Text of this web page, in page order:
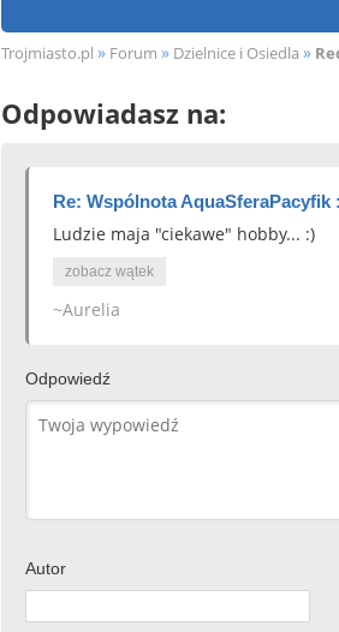
Trojmiasto.pl » Forum » Dzielnice i Osiedla »
Odpowiadasz na:
Re: Wspólnota AquaSferaPacyfik
Ludzie maja "ciekawe" hobby... :)
zobacz wątek
~Aurelia
Odpowiedź
Autor